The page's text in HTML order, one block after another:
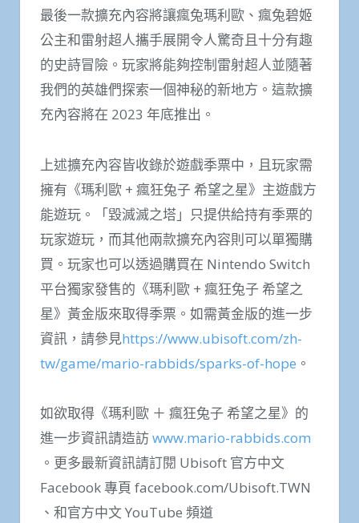
最後一款擴充內容將讓瘋兔瑪利歐、瘋兔碧姬
公主和雷射超人攜手展開令人驚奇且十分有趣
的史詩冒險。玩家將能夠控制雷射超人並隨著
我們的英雄們探索一個神秘的新地方。這款擴
充內容將在 2023 年底推出。
上述擴充內容皆收錄於遊戲季票中，且玩家需
擁有《瑪利歐 + 瘋狂兔子 希望之星》主遊戲方
能遊玩。「毀滅滅之塔」只提供給持有季票的
玩家遊玩，而其他兩款擴充內容則可以單獨購
買。玩家也可以透過購買在 Nintendo Switch
平台獨家發售的《瑪利歐 + 瘋狂兔子 希望之
星》黃金版來取得季票。如需黃金版的進一步
資訊，請參見https://www.ubisoft.com/zh-
tw/game/mario-rabbids/sparks-of-hope 。
如欲取得《瑪利歐 ＋ 瘋狂兔子 希望之星》的
進一步資訊請造訪www.mario-rabbids.com
。更多最新資訊請訂閱 Ubisoft 官方中文
Facebook 專頁 facebook.com/Ubisoft.TWN
、和官方中文 YouTube 頻道